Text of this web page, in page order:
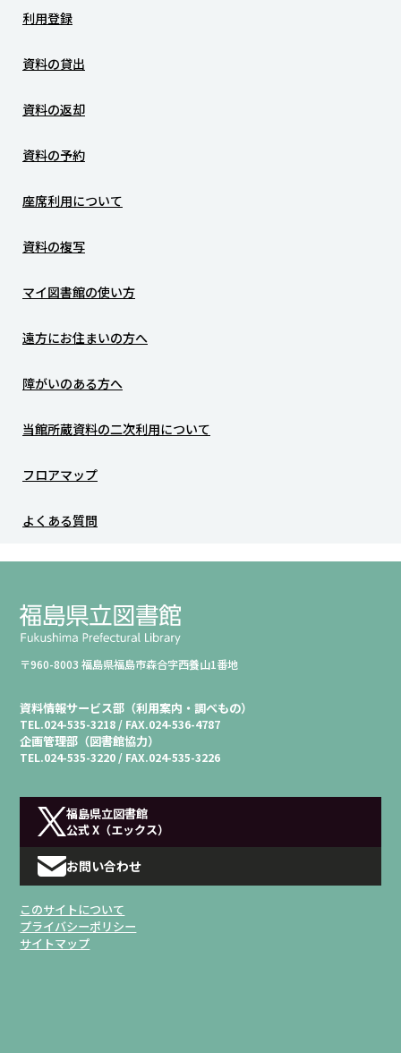
利用登録
資料の貸出
資料の返却
資料の予約
座席利用について
資料の複写
マイ図書館の使い方
遠方にお住まいの方へ
障がいのある方へ
当館所蔵資料の二次利用について
フロアマップ
よくある質問
〒960-8003 福島県福島市森合字西養山1番地
資料情報サービス部（利用案内・調べもの）
TEL.024-535-3218 / FAX.024-536-4787
企画管理部（図書館協力）
TEL.024-535-3220 / FAX.024-535-3226
福島県立図書館
公式 X（エックス）
お問い合わせ
このサイトについて
プライバシーポリシー
サイトマップ